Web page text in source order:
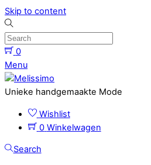
Skip to content
0
Menu
Unieke handgemaakte Mode
Wishlist
0 Winkelwagen
Search